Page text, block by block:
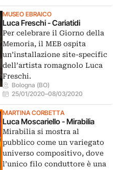
MUSEO EBRAICO
Luca Freschi - Cariatidi
Per celebrare il Giorno della
Memoria, il MEB ospita
un’installazione site-specific
dell’artista romagnolo Luca
Freschi.
Bologna (BO)
25/01/2020–08/03/2020
MARTINA CORBETTA
Luca Moscariello - Mirabilia
Mirabilia si mostra al
pubblico come un variegato
universo compositivo, dove
l’unico filo conduttore è una